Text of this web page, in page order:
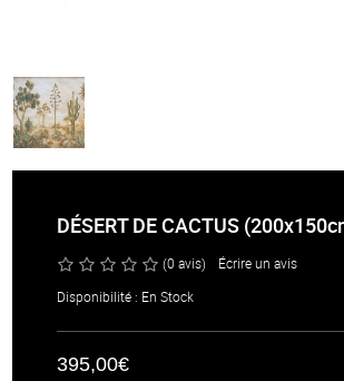
DÉSERT DE CACTUS
(0 avis) Écrire un avis
Disponibilité : En Stock
395,00€